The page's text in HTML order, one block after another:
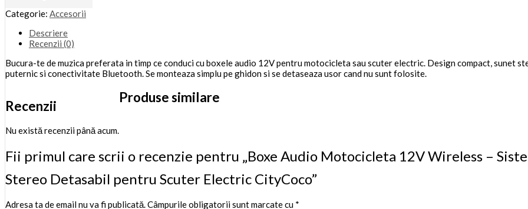
Categorie: Accesorii
Descriere
Recenzii (0)
Bucura-te de muzica preferata in timp ce conduci cu boxele audio 12V pentru motocicleta sau scuter electric. Design compact, sunet
puternic si conectivitate Bluetooth. Se monteaza simplu pe ghidon si se detaseaza usor cand nu sunt folosite.
Recenzii
Nu există recenzii până acum.
Fii primul care scrii o recenzie pentru „Boxe Audio Motocicleta 12V Wireless –
Stereo Detasabil pentru Scuter Electric CityCoco”
Adresa ta de email nu va fi publicată.Câmpurile obligatorii sunt marcate cu *
Produse similare